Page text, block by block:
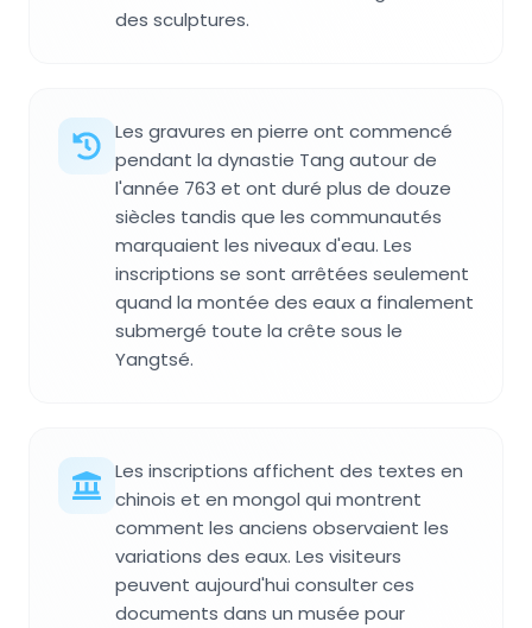
des sculptures.
Les gravures en pierre ont commencé
pendant la dynastie Tang autour de
l'année 763 et ont duré plus de douze
siècles tandis que les communautés
marquaient les niveaux d'eau. Les
inscriptions se sont arrêtées seulement
quand la montée des eaux a finalement
submergé toute la crête sous le
Yangtsé.
Les inscriptions affichent des textes en
chinois et en mongol qui montrent
comment les anciens observaient les
variations des eaux. Les visiteurs
peuvent aujourd'hui consulter ces
documents dans un musée pour